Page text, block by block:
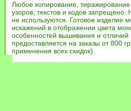
Любое копирование,
узоров, текстов и кодов
не используются. Готовое изделие
искажений в отображении цвета
особенностей вышивания и
предоставляется на заказы от 800
применения всех скидок).